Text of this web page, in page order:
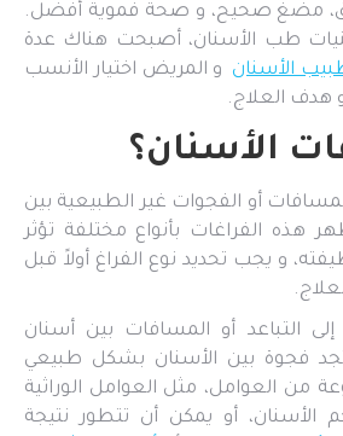
مضغ صحيح، و صحة فموية أفضل.
طب الأسنان، أصبحت هناك عدة
الأسنان و المريض اختيار الأنسب
هدف العلاج.
الأسنان؟
أو الفجوات غير الطبيعية بين
هذه الفراغات بأنواع مختلفة تؤثر
و يجب تحديد نوع الفراغ أولاً قبل
التباعد أو المسافات بين أسنان
فجوة بين الأسنان بشكل طبيعي
من العوامل، مثل العوامل الوراثية
أو يمكن أن تتطور نتيجة